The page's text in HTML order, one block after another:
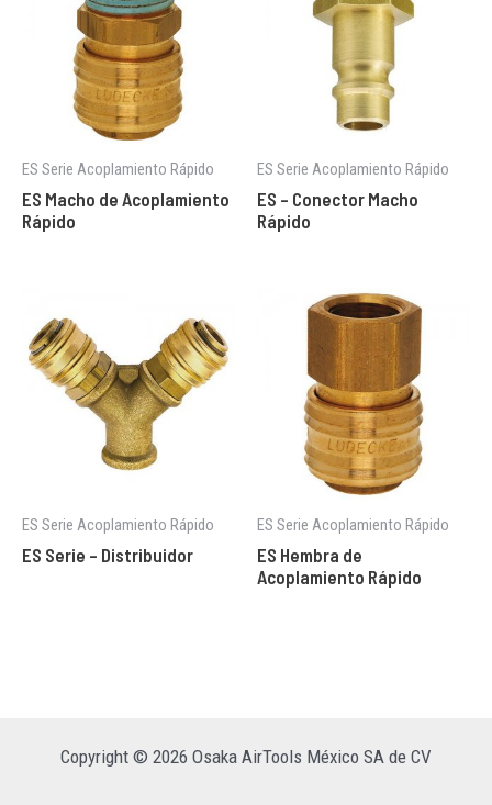
ES Serie Acoplamiento Rápido
ES Macho de Acoplamiento
Rápido
ES Serie Acoplamiento Rápido
ES – Conector Macho
Rápido
ES Serie Acoplamiento Rápido
ES Serie – Distribuidor
ES Serie Acoplamiento Rápido
ES Hembra de
Acoplamiento Rápido
Copyright © 2026 Osaka AirTools México SA de CV